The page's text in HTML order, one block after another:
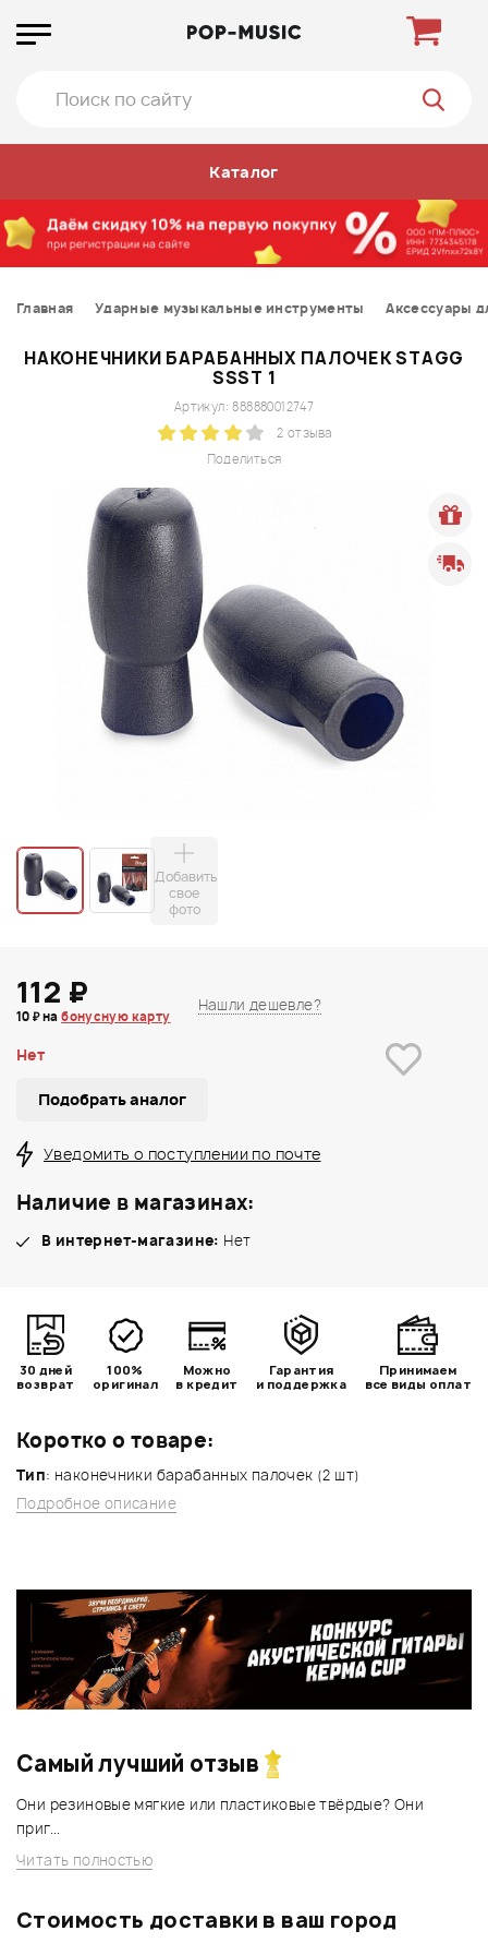
Каталог
Главная Ударные музыкальные инструменты Аксессуары
НАКОНЕЧНИКИ БАРАБАННЫХ ПАЛОЧЕК STAGG
SSST 1
Поделиться
Артикул: 888880012747
2 отзыва
Добавить
свое
фото
Коротко о товаре:
Тип: наконечники барабанных палочек (2 шт)
Подробное описание
112 ₽
10 ₽ набонусную карту
Нашли дешевле?
Нет
Подобрать аналог
Уведомить о поступлении по почте
Наличие в магазинах:
В интернет-магазине: Нет
30 дней
возврат
100%
оригинал
Можно
в кредит
Гарантия
и поддержка
Принимаем
все виды оплат
Самый лучший отзыв
Они резиновые мягкие или пластиковые твёрдые? Они
приг...
Читать полностью
Стоимость доставки в ваш город